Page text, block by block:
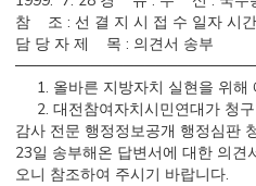
참 조 : 선 결 지 시 접 수 일자 시
담 당 자 제 목 : 의견서 송부
1. 올바른 지방자치 실현을 위해
2. 대전참여자치시민연대가 청
감사 전문 행정정보공개 행정심판
23일 송부해온 답변서에 대한 의견
오니 참조하여 주시기 바랍니다.